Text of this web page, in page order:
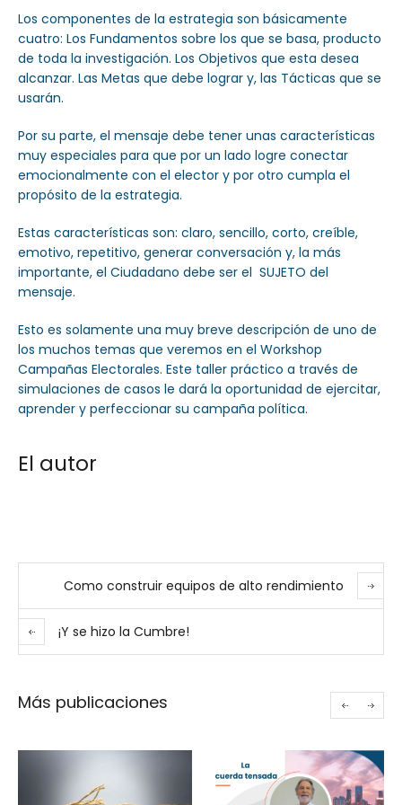
Los componentes de la estrategia son básicamente
cuatro: Los Fundamentos sobre los que se basa, producto
de toda la investigación. Los Objetivos que esta desea
alcanzar. Las Metas que debe lograr y, las Tácticas que se
usarán.
Por su parte, el mensaje debe tener unas características
muy especiales para que por un lado logre conectar
emocionalmente con el elector y por otro cumpla el
propósito de la estrategia.
Estas características son: claro, sencillo, corto, creíble,
emotivo, repetitivo, generar conversación y, la más
importante, el Ciudadano debe ser el SUJETO del
mensaje.
Esto es solamente una muy breve descripción de uno de
los muchos temas que veremos en el Workshop
Campañas Electorales. Este taller práctico a través de
simulaciones de casos le dará la oportunidad de ejercitar,
aprender y perfeccionar su campaña política.
El autor
Como construir equipos de alto rendimiento
¡Y se hizo la Cumbre!
Más publicaciones